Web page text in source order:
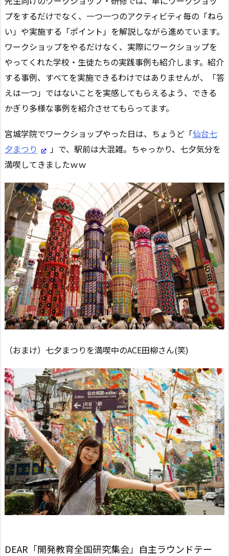
プをするだけでなく、一つ一つのアクティビティ毎の「ねら
い」や実施する「ポイント」を解説しながら進めています。
ワークショップをやるだけなく、実際にワークショップを
やってくれた学校・生徒たちの実践事例も紹介します。紹介
する事例、すべてを実施できるわけではありませんが、「答
えは一つ」ではないことを実感してもらえるよう、できる
かぎり多様な事例を紹介させてもらってます。
宮城学院でワークショップやった日は、ちょうど「仙台七
夕まつり
」で、駅前は大混雑。ちゃっかり、七夕気分を
満喫してきましたｗｗ
（おまけ）七夕まつりを満喫中のACE田柳さん(笑)
DEAR「開発教育全国研究集会」自主ラウンドテー